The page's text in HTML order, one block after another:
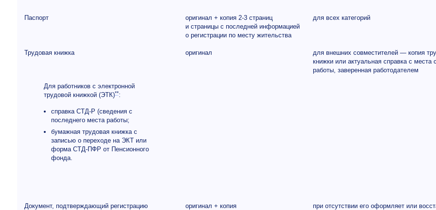
Паспорт оригинал + копия 2-3страниц
и страницы с последней информацией
о регистрации по месту жительства
для всех категорий
Трудовая книжка
Для работников с электронной
трудовой книжкой (ЭТК)**:
справка СТД-Р (сведения с
последнего места работы;
бумажная трудовая книжка с
записью о переходе на ЭКТ или
форма СТД-ПФР от Пенсионного
фонда.
оригинал
для внешних совместителей — копия
книжки или актуальная справка с места
работы, заверенная работодателем
Документ, подтверждающий регистрацию
оригинал + копия
при отсутствии его оформляет или